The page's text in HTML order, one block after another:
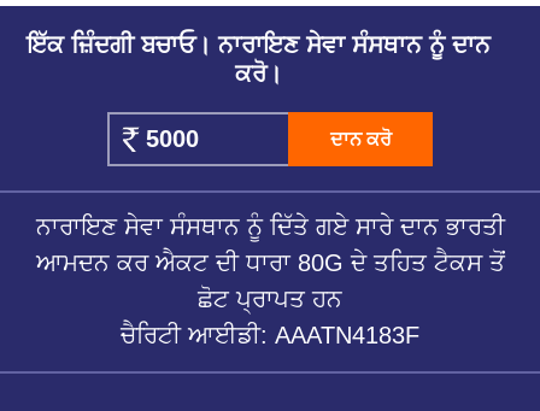
ਇੱਕ ਜ਼ਿੰਦਗੀ ਬਚਾਓ। ਨਾਰਾਇਣ ਸੇਵਾ ਸੰਸਥਾਨ ਨੂੰ ਦਾਨ
ਕਰੋ।
ਦਾਨ ਕਰੋ
ਨਾਰਾਇਣ ਸੇਵਾ ਸੰਸਥਾਨ ਨੂੰ ਦਿੱਤੇ ਗਏ ਸਾਰੇ ਦਾਨ ਭਾਰਤੀ
ਆਮਦਨ ਕਰ ਐਕਟ ਦੀ ਧਾਰਾ 80G ਦੇ ਤਹਿਤ ਟੈਕਸ ਤੋਂ
ਛੋਟ ਪ੍ਰਾਪਤ ਹਨ
ਚੈਰਿਟੀ ਆਈਡੀ: AAATN4183F